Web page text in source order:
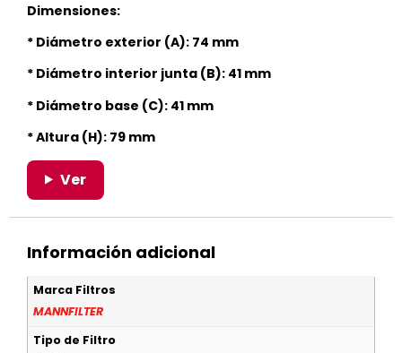
Dimensiones:
* Diámetro exterior (A): 74 mm
* Diámetro interior junta (B): 41 mm
* Diámetro base (C): 41 mm
* Altura (H): 79 mm
Ver
Información adicional
Marca Filtros
MANNFILTER
Tipo de Filtro